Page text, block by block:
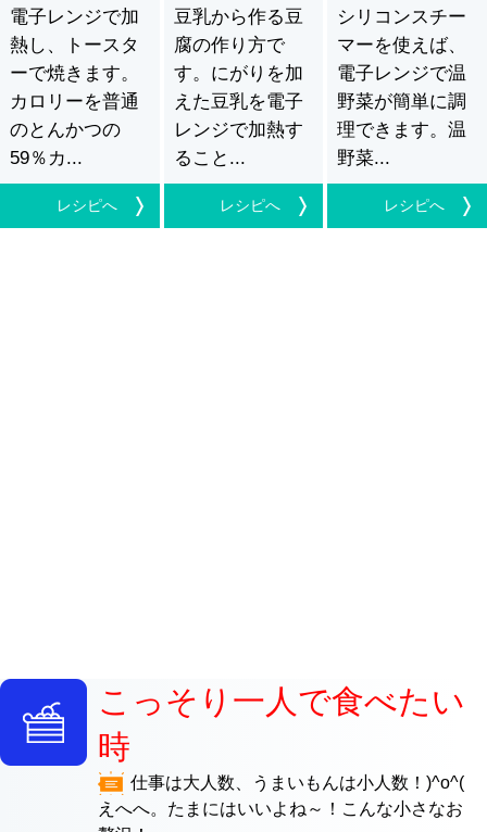
つ
電子レンジで加
熱し、トースタ
ーで焼きます。
カロリーを普通
のとんかつの
59％カ...
レシピへ
豆乳から作る豆
腐の作り方で
す。にがりを加
えた豆乳を電子
レンジで加熱す
ること...
レシピへ
シリコンスチー
マーを使えば、
電子レンジで温
野菜が簡単に調
理できます。温
野菜...
レシピへ
こっそり一人で食べたい
時
仕事は大人数、うまいもんは小人数！)^o^(
えへへ。たまにはいいよね～！こんな小さなお